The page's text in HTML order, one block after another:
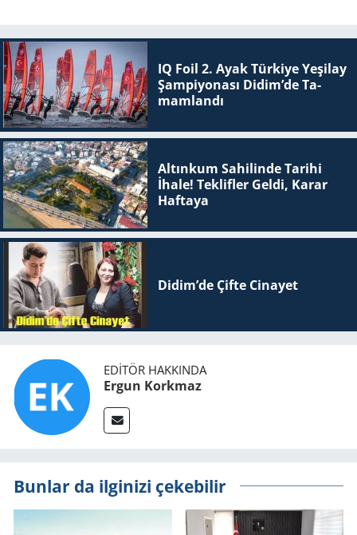
IQ Foil 2. Ayak Tür­ki­ye Ye­şi­lay
Şam­pi­yo­na­sı Didim’de Ta­
mam­lan­dı
Altınkum Sahilinde Tarihi
İhale! Teklifler Geldi, Karar
Haftaya
Didim’de Çifte Ci­na­yet
EDITÖR HAKKINDA
Ergun Korkmaz
Bunlar da ilginizi çekebilir